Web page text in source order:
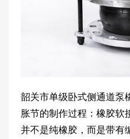
韶关市单级卧式侧通道泵
胀节的制作过程：橡胶软
并不是纯橡胶，而是带有